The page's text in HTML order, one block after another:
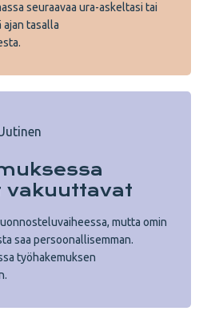
seuraavaa ura-askeltasi tai
ajan tasalla
vakuuttavat
mutta omin
saa persoonallisemman.
työhakemuksen